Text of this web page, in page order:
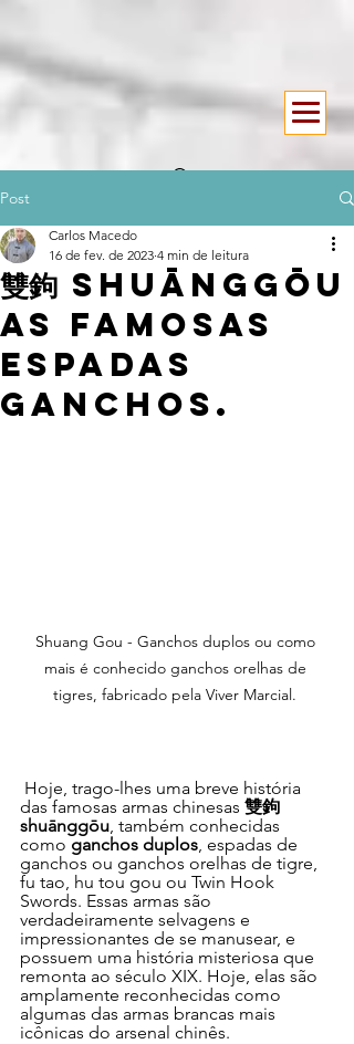
Post
雙鉤 shuānggōu
as Famosas
espadas
ganchos.
Carlos Macedo
16 de fev. de 2023 4 min de leitura
Shuang Gou - Ganchos duplos ou como
mais é conhecido ganchos orelhas de
tigres, fabricado pela Viver Marcial.
das famosas armas chinesas 雙鉤
shuānggōu , também conhecidas
como ganchos duplos , espadas de
ganchos ou ganchos orelhas de tigre,
fu tao, hu tou gou ou Twin Hook
Swords. Essas armas são
verdadeiramente selvagens e
impressionantes de se manusear, e
possuem uma história misteriosa que
remonta ao século XIX. Hoje, elas são
amplamente reconhecidas como
algumas das armas brancas mais
icônicas do arsenal chinês.